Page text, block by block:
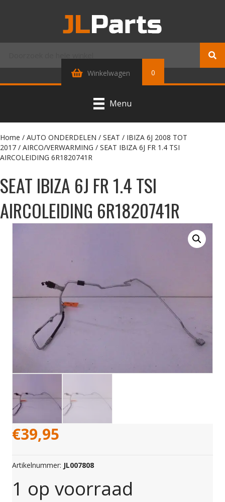
Winkelwagen 0
Menu
Home / AUTO ONDERDELEN / SEAT / IBIZA 6J 2008 TOT
2017 / AIRCO/VERWARMING / SEAT IBIZA 6J FR 1.4 TSI
AIRCOLEIDING 6R1820741R
SEAT IBIZA 6J FR 1.4 TSI
AIRCOLEIDING 6R1820741R
€39,95
Artikelnummer: JL007808
1 op voorraad